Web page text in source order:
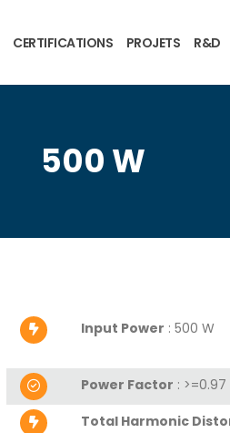
CERTIFICATIONS PROJETS R&D
500 W
Input Power : 500 W
Power Factor : >=0.97
Total Harmonic